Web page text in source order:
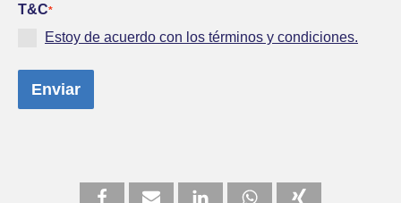
T&C*
Estoy de acuerdo con los términos y condiciones.
Enviar